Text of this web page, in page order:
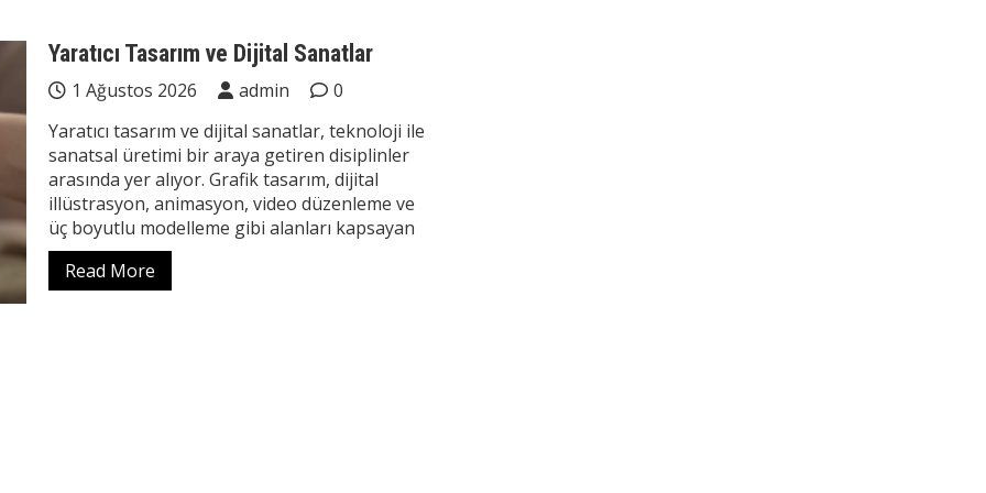
Yaratıcı Tasarım ve Dijital Sanatlar
1 Ağustos 2026 admin
0
Yaratıcı tasarım ve dijital sanatlar, teknoloji ile
sanatsal üretimi bir araya getiren disiplinler
arasında yer alıyor. Grafik tasarım, dijital
illüstrasyon, animasyon, video düzenleme ve
üç boyutlu modelleme gibi alanları kapsayan
Read More